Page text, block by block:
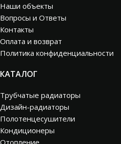
Наши объекты
Вопросы и Ответы
Контакты
Оплата и возврат
Политика конфиденциальности
КАТАЛОГ
Трубчатые радиаторы
Дизайн-радиаторы
Полотенцесушители
Кондиционеры
Отопление